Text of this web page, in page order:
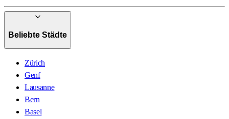
Beliebte Städte
Zürich
Genf
Lausanne
Bern
Basel